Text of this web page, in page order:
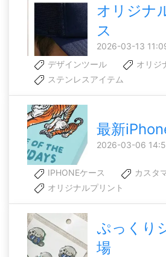
オリジナ
ス
2026-03-13
デザインツール
オリジ
ステンレスアイテム
最新
2026-03-06
IPHONEケース
カスタ
オリジナルプリント
ぷっくり
場